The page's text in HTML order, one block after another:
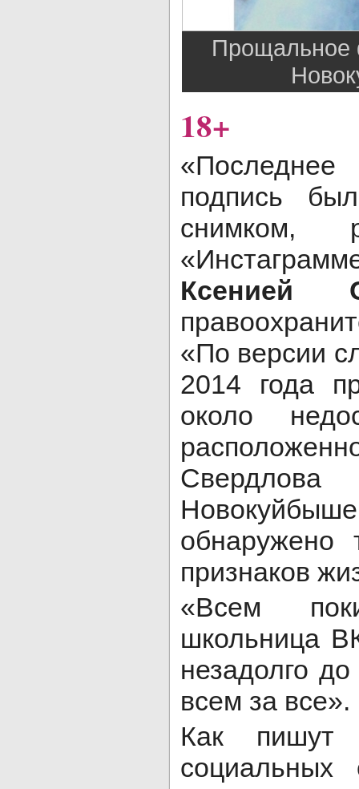
Прощальное
18+
подпись
снимком,
Ксенией
«По версии
2014 года
около
обнаружено
признаков
«Всем
школьница
незадолго
всем за все».
Как
социальных